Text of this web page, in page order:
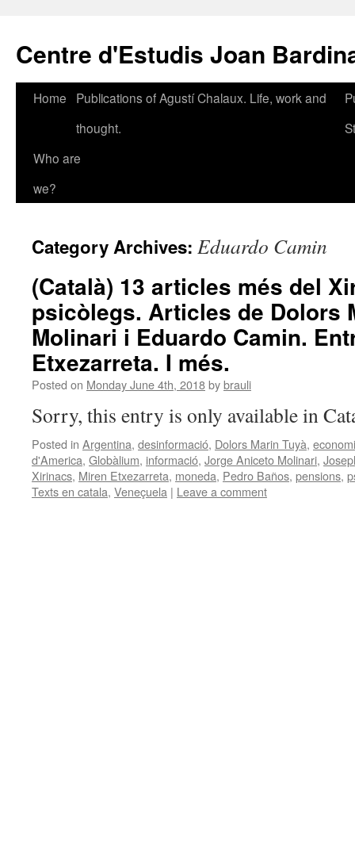
content
Centre d'Estudis Joan
Home
Publications of Agustí Chalaux. Life, work and
thought.
Who are
we?
Category Archives: Eduardo Camin
(Català) 13 articles més del
psicòlegs. Articles de Dolors
Molinari i Eduardo Camin.
Etxezarreta. I més.
Posted on Monday June 4th, 2018bybrauli
Sorry, this entry is only available in
Posted in Argentina, desinformació, Dolors Marin Tuyà,
d'America, Globàlium, informació, Jorge Aniceto Molinari,
Xirinacs, Miren Etxezarreta, moneda, Pedro Baños, pensions,
Texts en catala, Veneçuela | Leave a comment